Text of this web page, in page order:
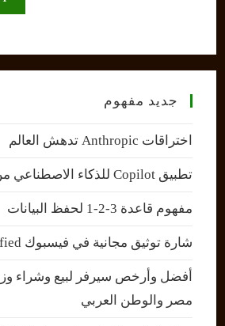
جديد مفهوم
اختراقات Anthropic تدهش العالم
تطبيق Copilot للذكاء الاصطناعي من مايكروسوفت
مفهوم قاعدة 3-2-1 لحفظ البيانات
شارة توثيق مجانية في فيسبوك Facebook Verified
أفضل وأرخص سيرفر لبيع وشراء
مصر والوطن العربي